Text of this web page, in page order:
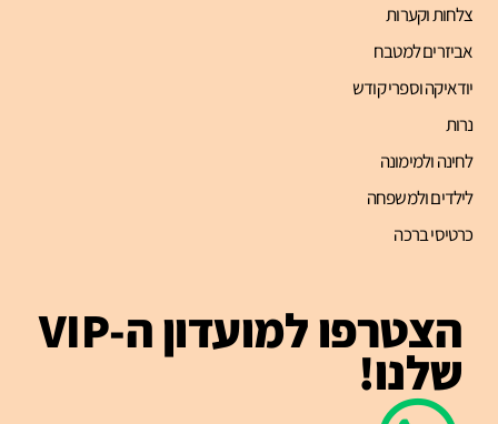
צלחות וקערות
אביזרים למטבח
יודאיקה וספרי קודש
נרות
לחינה ולמימונה
לילדים ולמשפחה
כרטיסי ברכה
הצטרפו למועדון ה-VIP
שלנו!